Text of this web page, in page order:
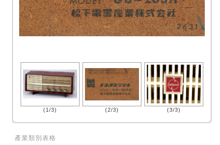
(1/3) (2/3) (3/3)
產業類別表格